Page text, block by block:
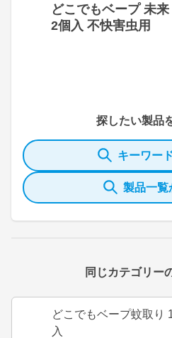
どこでもベープ 未
2個入 不快害虫用
探したい製品
キーワー
製品一覧
同じカテゴリー
どこでもベープ蚊取り
入